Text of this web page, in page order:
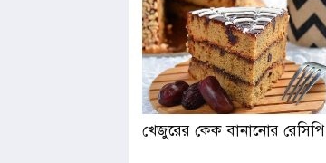
খেজুরের কেক বানানোর রেসিপি